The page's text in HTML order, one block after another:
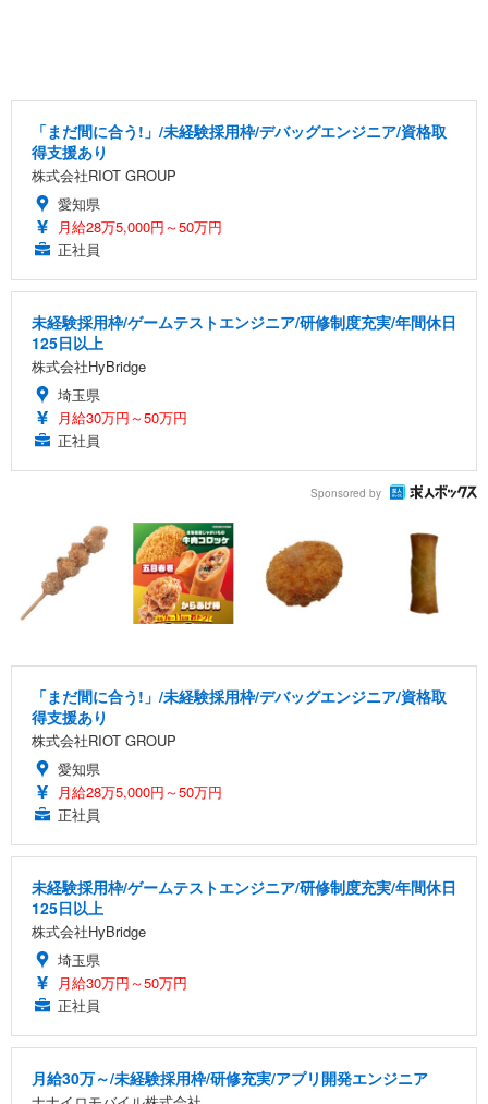
「まだ間に合う!」/未経験採用枠/デバッグエンジニア/資格取
得支援あり
株式会社RIOT GROUP
愛知県
月給28万5,000円～50万円
正社員
未経験採用枠/ゲームテストエンジニア/研修制度充実/年間休日
125日以上
株式会社HyBridge
埼玉県
月給30万円～50万円
正社員
Sponsored by
「まだ間に合う!」/未経験採用枠/デバッグエンジニア/資格取
得支援あり
株式会社RIOT GROUP
愛知県
月給28万5,000円～50万円
正社員
未経験採用枠/ゲームテストエンジニア/研修制度充実/年間休日
125日以上
株式会社HyBridge
埼玉県
月給30万円～50万円
正社員
月給30万～/未経験採用枠/研修充実/アプリ開発エンジニア